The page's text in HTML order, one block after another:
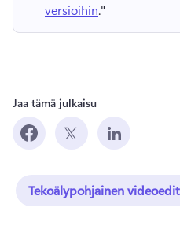
versioihin."
Jaa tämä julkaisu
Tekoälypohjainen